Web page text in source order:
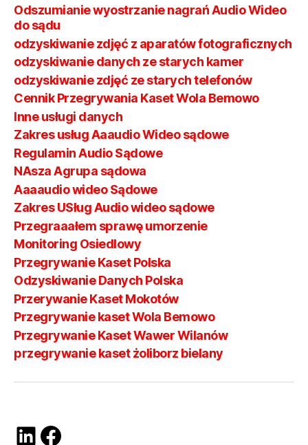
Odszumianie wyostrzanie nagrań Audio Wideo
do sądu
odzyskiwanie zdjęć z aparatów fotograficznych
odzyskiwanie danych ze starych kamer
odzyskiwanie zdjęć ze starych telefonów
Cennik Przegrywania Kaset Wola Bemowo
Inne usługi danych
Zakres usług Aaaudio Wideo sądowe
Regulamin Audio Sądowe
NAsza Agrupa sądowa
Aaaaudio wideo Sądowe
Zakres USług Audio wideo sądowe
Przegraaałem sprawę umorzenie
Monitoring Osiedlowy
Przegrywanie Kaset Polska
Odzyskiwanie Danych Polska
Przerywanie Kaset Mokotów
Przegrywanie kaset Wola Bemowo
Przegrywanie Kaset Wawer Wilanów
przegrywanie kaset żoliborz bielany
LinkedIn
Facebook